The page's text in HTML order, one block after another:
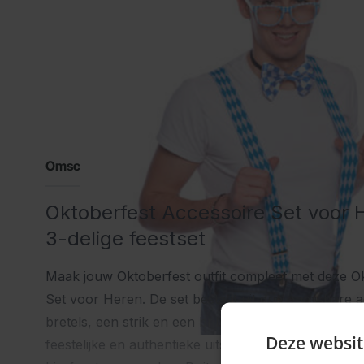
Omschrijving
Oktoberfest Accessoire Set voor
3-delige feestset
Maak jouw Oktoberfest outfit compleet met deze
Set voor Heren. De set bestaat uit drie onmisbare
bretels, een strik en een bril. Samen zorgen deze
feestelijke en authentieke uitstraling die perfect
Deze